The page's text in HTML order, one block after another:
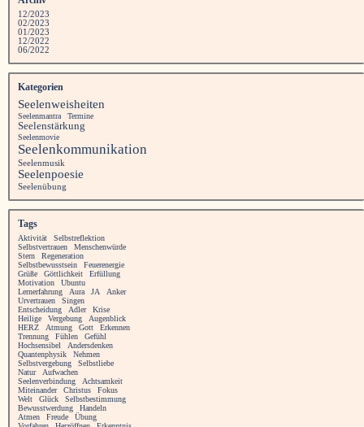
12/2023
02/2023
01/2023
12/2022
06/2022
Kategorien
Seelenweisheiten
Seelenmantra Termine
Seelenstärkung
Seelenmovie
Seelenkommunikation
Seelenmusik
Seelenpoesie
Seelenübung
Tags
Aktivität
Selbstreflektion
Selbstvertrauen
Menschenwürde
Stern
Regeneration
Selbstbewusstsein
Feuerenergie
Grüße
Göttlichkeit
Erfüllung
Motivation
Ubuntu
Lernerfahrung
Aura JA
Anker
Urvertrauen
Singen
Entscheidung
Adler
Krise
Heilige
Vergebung
Augenblick
HERZ
Atmung Gott
Erkennen
Trennung
Fühlen
Gefühl
Hochsensibel
Andersdenken
Quantenphysik
Nehmen
Selbstvergebung
Selbstliebe
Natur
Aufwachen
Seelenverbindung
Achtsamkeit
Miteinander
Christus
Fokus
Welt
Glück
Selbstbestimmung
Bewusstwerdung
Handeln
Atmen
Freude
Übung